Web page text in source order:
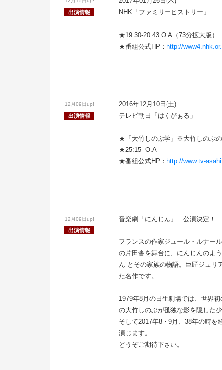
出演情報
NHK「ファミリーヒストリー」
★19:30-20:43 O.A（73分拡大版）
★番組公式HP： http://
12月09日up!
出演情報
2016年12月10日(土)
テレビ朝日「はくがぁる」
★「大竹しのぶ学」※大竹しのぶ
★25:15- O.A
★番組公式HP： http://www.tv-
12月09日up!
出演情報
音楽劇「にんじん」 公演決定！
フランスの作家ジュール・ルナー
の片田舎を舞台に、にんじんのよ
ん”とその家族の物語。巨匠ジュ
た名作です。
1979年8月の日生劇場では、世界
の大竹しのぶが孤独な影を隠した
そして2017年8・9月、38年の時を
演じます。
どうぞご期待下さい。